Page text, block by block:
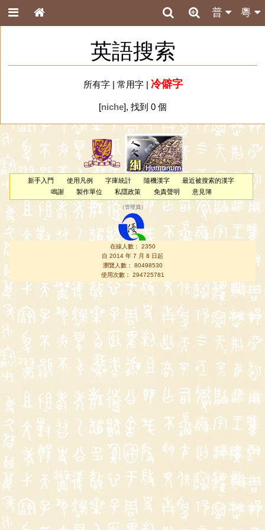
粵
普
英語搜索
所有字| 常用字| 冷僻字
[niche], 找到 0 個
新手入門 使用凡例 字庫統計 隨機漢字
最近被搜索的漢字
鳴謝
製作單位 私隱政策 免責聲明 意見簿
（管理員 ）
在線人數： 2350
自 2014 年 7 月 8 日起
瀏覽人數： 80498530
使用次數： 294725781